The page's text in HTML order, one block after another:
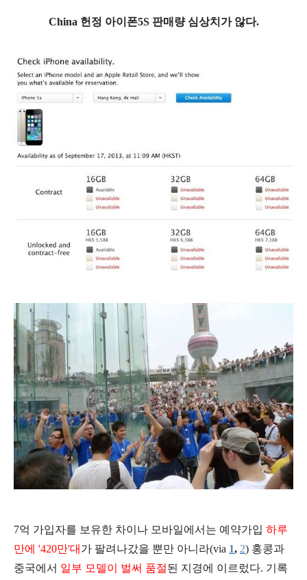
China 헌정 아이폰5S 판매량 심상치가 않다.
7억 가입자를 보유한 차이나 모바일에서는 예약가입 하루
만에 '420만'대 가 팔려나갔을 뿐만 아니라(via 1, 2) 홍콩과
중국에서 일부 모델이 벌써 품절된 지경에 이르렀다. 기록